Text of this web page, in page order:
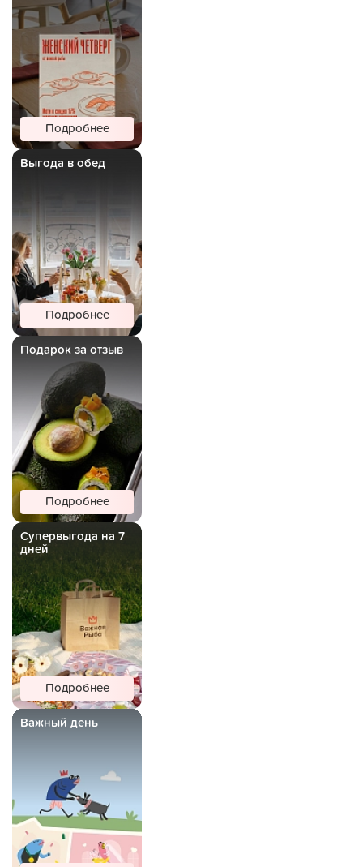
Подробнее
Выгода в обед
Подробнее
Подарок за отзыв
Подробнее
Супервыгода на 7
дней
Подробнее
Важный день